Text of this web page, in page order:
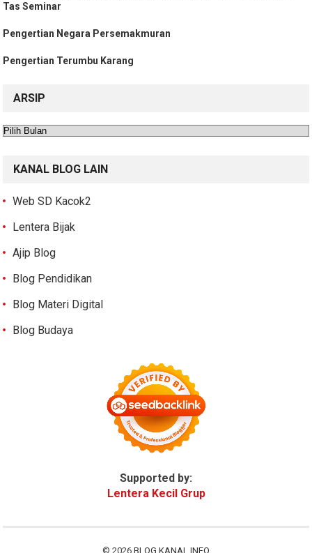
Tas Seminar
Pengertian Negara Persemakmuran
Pengertian Terumbu Karang
ARSIP
Arsip
KANAL BLOG LAIN
Web SD Kacok2
Lentera Bijak
Ajip Blog
Blog Pendidikan
Blog Materi Digital
Blog Budaya
Supported by:
Lentera Kecil Grup
© 2026 BLOG KANAL INFO